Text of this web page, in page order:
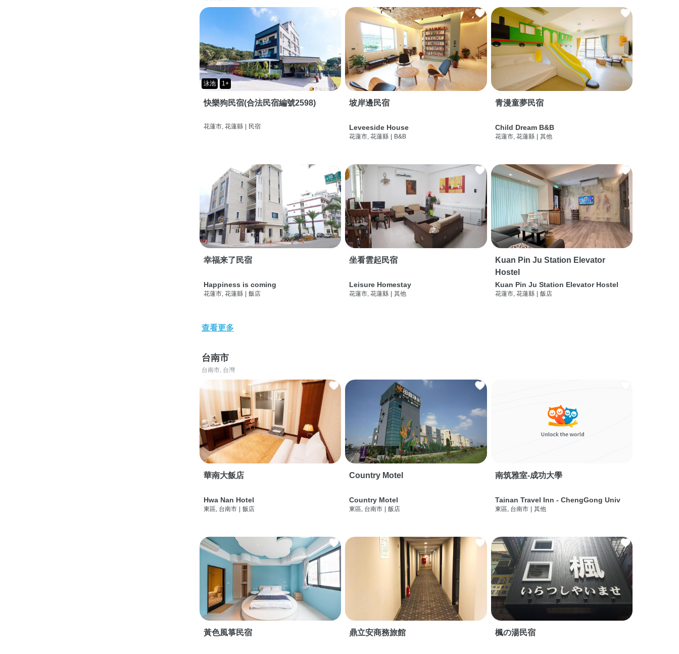
泳池 1+
快樂狗民宿(合法民宿編號2598)
花蓮市, 花蓮縣 | 民宿
坡岸邊民宿
Leveeside House
花蓮市, 花蓮縣 | B&B
青漫童夢民宿
Child Dream B&B
花蓮市, 花蓮縣 | 其他
幸福来了民宿
Happiness is coming
花蓮市, 花蓮縣 飯店
坐看雲起民宿
Leisure Homestay
花蓮市, 花蓮縣 其他
Kuan Pin Ju Station Elevator
Hostel
Kuan Pin Ju Station Elevator Hostel
花蓮市, 花蓮縣 飯店
查看更多
台南市
台南市, 台灣
華南大飯店
Hwa Nan Hotel
東區, 台南市 飯店
Country Motel
Country Motel
東區, 台南市 飯店
南筑雅室-成功大學
Tainan Travel Inn - ChengGong Univ
東區, 台南市 其他
黃色風箏民宿 鼎立安商務旅館 楓の湯民宿